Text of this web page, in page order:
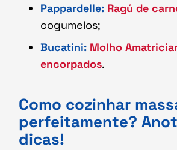
Pappardelle: Ragú de
cogumelos;
Bucatini: Molho
encorpados.
Como cozinhar
perfeitamente?
dicas!